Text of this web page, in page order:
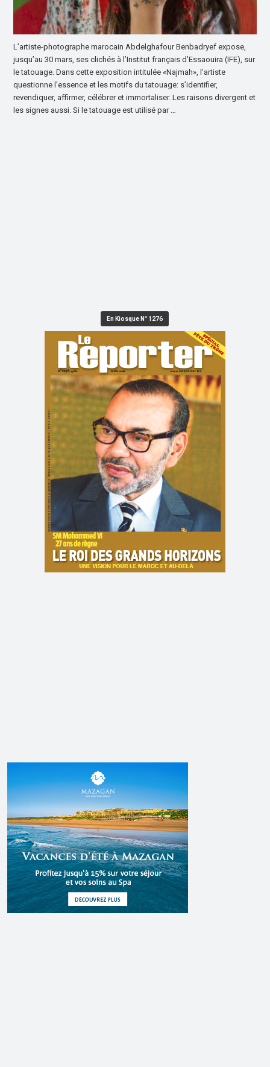
L’artiste-photographe marocain Abdelghafour Benbadryef expose,
jusqu’au 30 mars, ses clichés à l’Institut français d’Essaouira (IFE), sur
le tatouage. Dans cette exposition intitulée «Najmah», l’artiste
questionne l’essence et les motifs du tatouage: s’identifier,
revendiquer, affirmer, célébrer et immortaliser. Les raisons divergent et
les signes aussi. Si le tatouage est utilisé par …
En Kiosque N° 1276